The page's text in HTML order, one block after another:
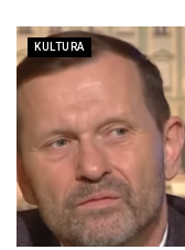
KULTURA